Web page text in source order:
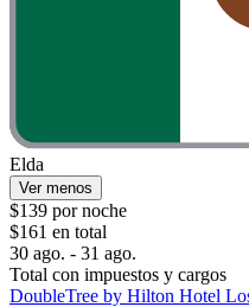
Elda
Ver menos
$139 por noche
$161 en total
30 ago. - 31 ago.
Total con impuestos y cargos
DoubleTree by Hilton Hotel